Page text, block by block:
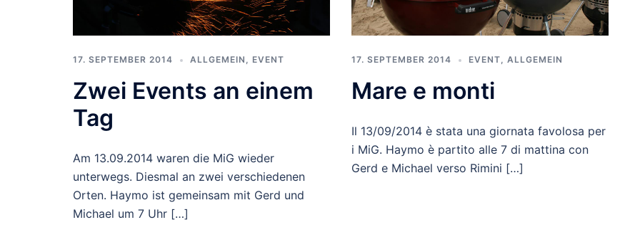
17. SEPTEMBER 2014 ALLGEMEIN , EVENT
Zwei Events an einem
Tag
Am 13.09.2014 waren die MiG wieder
unterwegs. Diesmal an zwei verschiedenen
Orten. Haymo ist gemeinsam mit Gerd und
Michael um 7 Uhr […]
17. SEPTEMBER 2014 EVENT, ALLGEMEIN
Mare e monti
Il 13/09/2014 è stata una giornata favolosa per
i MiG. Haymo è partito alle 7 di mattina con
Gerd e Michael verso Rimini […]